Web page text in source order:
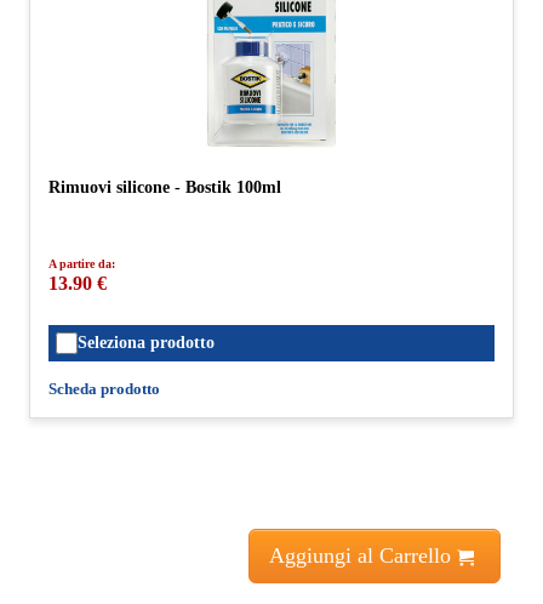
Rimuovi silicone - Bostik 100ml
A partire da:
13.90 €
Seleziona prodotto
Scheda prodotto
Aggiungi al Carrello